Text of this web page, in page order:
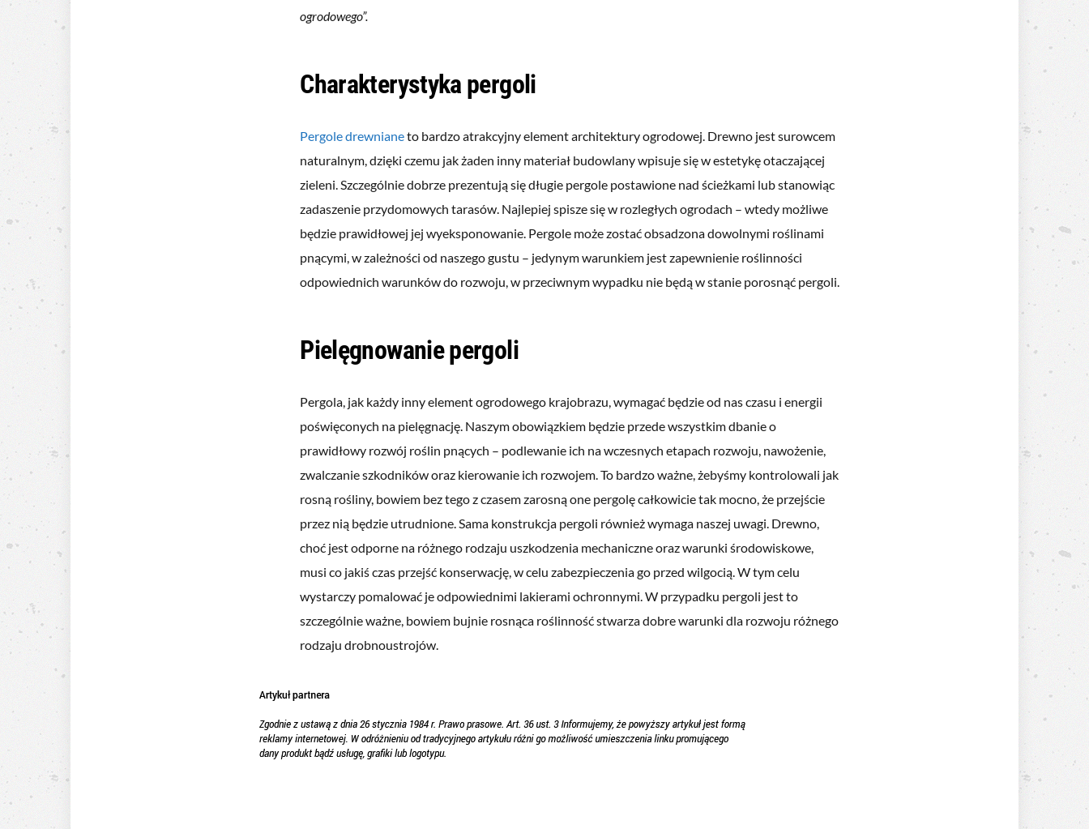
ogrodowego”.
Charakterystyka pergoli
Pergole drewnianeto bardzo atrakcyjny element architektury ogrodowej. Drewno jest surowcem
naturalnym, dzięki czemu jak żaden inny materiał budowlany wpisuje się w estetykę otaczającej
zieleni. Szczególnie dobrze prezentują się długie pergole postawione nad ścieżkami lub stanowiąc
zadaszenie przydomowych tarasów. Najlepiej spisze się w rozległych ogrodach – wtedy możliwe
będzie prawidłowej jej wyeksponowanie. Pergole może zostać obsadzona dowolnymi roślinami
pnącymi, w zależności od naszego gustu – jedynym warunkiem jest zapewnienie roślinności
odpowiednich warunków do rozwoju, w przeciwnym wypadku nie będą w stanie porosnąć pergoli.
Pielęgnowanie pergoli
Pergola, jak każdy inny element ogrodowego krajobrazu, wymagać będzie od nas czasu i energii
poświęconych na pielęgnację. Naszym obowiązkiem będzie przede wszystkim dbanie o
prawidłowy rozwój roślin pnących – podlewanie ich na wczesnych etapach rozwoju, nawożenie,
zwalczanie szkodników oraz kierowanie ich rozwojem. To bardzo ważne, żebyśmy kontrolowali jak
rosną rośliny, bowiem bez tego z czasem zarosną one pergolę całkowicie tak mocno, że przejście
przez nią będzie utrudnione. Sama konstrukcja pergoli również wymaga naszej uwagi. Drewno,
choć jest odporne na różnego rodzaju uszkodzenia mechaniczne oraz warunki środowiskowe,
musi co jakiś czas przejść konserwację, w celu zabezpieczenia go przed wilgocią. W tym celu
wystarczy pomalować je odpowiednimi lakierami ochronnymi. W przypadku pergoli jest to
szczególnie ważne, bowiem bujnie rosnąca roślinność stwarza dobre warunki dla rozwoju różnego
rodzaju drobnoustrojów.